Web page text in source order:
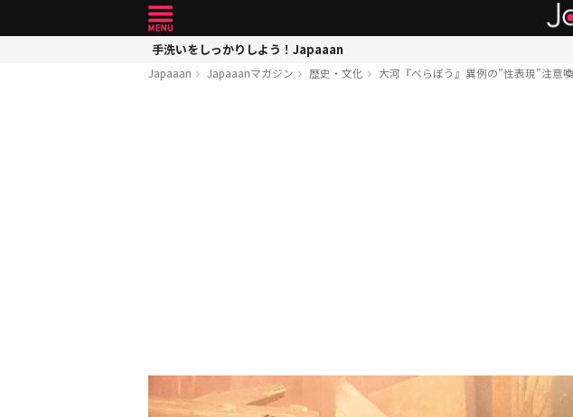
手洗いをしっかりしよう！Japaaan
Japaaan Japaaanマガジン 歴史・文化 大河『べらぼう』異例の”性表現”注意